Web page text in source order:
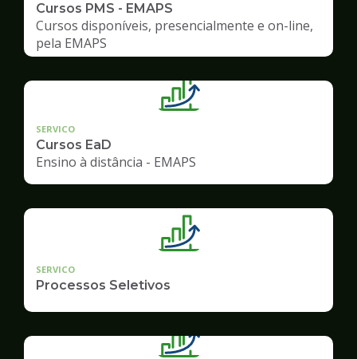
Cursos PMS - EMAPS
Cursos disponíveis, presencialmente e on-line,
pela EMAPS
SERVICO
Cursos EaD
Ensino à distância - EMAPS
SERVICO
Processos Seletivos